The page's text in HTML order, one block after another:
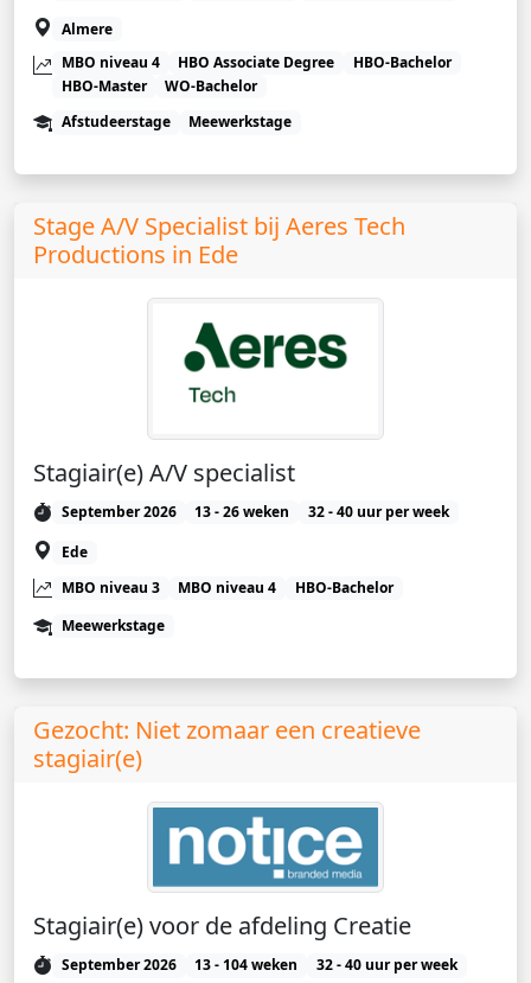
Almere
MBO niveau 4
HBO Associate Degree
HBO-Bachelor
HBO-Master
WO-Bachelor
Afstudeerstage
Meewerkstage
Stage A/V Specialist bij Aeres Tech
Productions in Ede
Stagiair(e) A/V specialist
September 2026 13 - 26 weken
32 - 40 uur per week
Ede
MBO niveau 3
MBO niveau 4
HBO-Bachelor
Meewerkstage
Gezocht: Niet zomaar een creatieve
stagiair(e)
Stagiair(e) voor de afdeling Creatie
September 2026 13 - 104 weken 32 - 40 uur per week